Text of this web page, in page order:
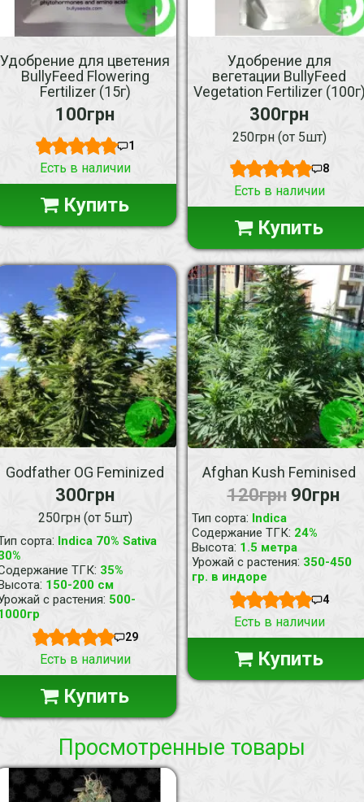
Удобрение для цветения
BullyFeed Flowering
Fertilizer (15г)
100грн
1
Есть в наличии
Купить
Удобрение для
вегетации BullyFeed
Vegetation Fertilizer
300грн
250грн (от 5шт)
8
Есть в наличии
Купить
Godfather OG Feminized
300грн
250грн (от 5шт)
сорта: Indica 70% Sativa
ТГК: 35%
: 150-200 см
с растения: 500-
29
Есть в наличии
Купить
Afghan Kush Feminised
120грн 90грн
Тип сорта: Indica
Содержание ТГК: 24%
Высота: 1.5 метра
Урожай с растения: 350-450
гр. в индоре
4
Есть в наличии
Купить
Просмотренные товары